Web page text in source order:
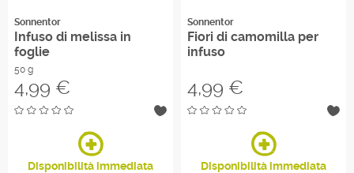
Sonnentor
Infuso di melissa in
foglie
50 g
Prezzo
4,99 €
Disponibilità immediata
Sonnentor
Fiori di camomilla per
infuso
Prezzo
4,99 €
Disponibilità immediata